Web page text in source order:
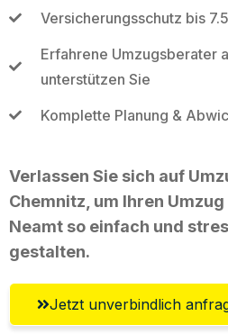
Versicherungsschutz bis
Erfahrene Umzugsberater
unterstützen Sie
Komplette Planung &
Verlassen Sie sich auf
Chemnitz, um Ihren
Neamt so einfach und
gestalten.
Jetzt unverbindlich